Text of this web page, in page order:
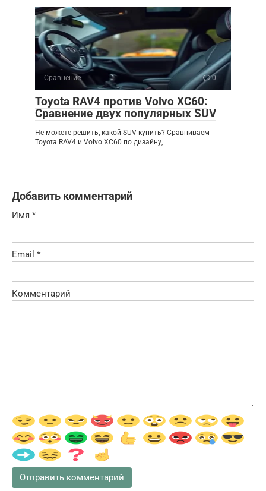
Сравнение 0
Toyota RAV4 против Volvo XC60:
Сравнение двух популярных SUV
Не можете решить, какой SUV купить? Сравниваем
Toyota RAV4 и Volvo XC60 по дизайну,
Добавить комментарий
Имя *
Email *
Комментарий